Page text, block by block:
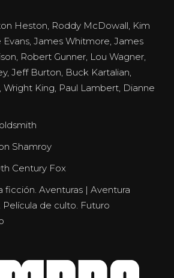
Heston, Roddy McDowall, Kim
James Whitmore, James
Robert Gunner, Lou Wagner,
Jeff Burton, Buck Kartalian,
King, Paul Lambert, Dianne
Shamroy
Century Fox
ficción. Aventuras | Aventura
Película de culto. Futuro